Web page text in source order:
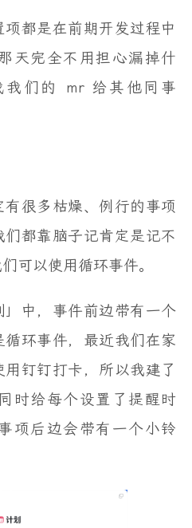
都是在前期开发过程中
天完全不用担心漏掉什
我们的 mr 给其他同事
很多枯燥、例行的事项
都靠脑子记肯定是记不
可以使用循环事件。
中，事件前边带有一个
环事件，最近我们在家
钉钉打卡，所以我建了
时给每个设置了提醒时
项后边会带有一个小铃